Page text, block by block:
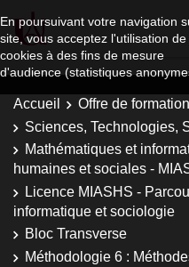
En poursuivant votre navigation
site, vous acceptez l'utilisation de
cookies à des fins de mesure
d'audience (statistiques
Accueil Offre de formation
Sciences, Technologies,
Mathématiques et
humaines et sociales -
Licence MIASHS -
informatique et sociologie
Bloc Transverse
Méthodologie 6 :